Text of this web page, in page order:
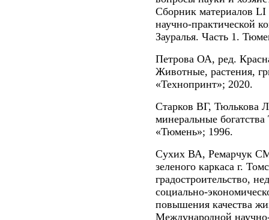
Сборник материалов
научно-практической
Зауралья. Часть 1.
Петрова ОА, ред.
Животные, растения,
«Технопринт»; 2020.
Старков ВГ, Тюлькова
минеральные
«Тюмень»; 1996.
Сухих ВА, Ремарчук
зеленого каркаса г.
градостроительство,
социально-
повышения качества
Международной